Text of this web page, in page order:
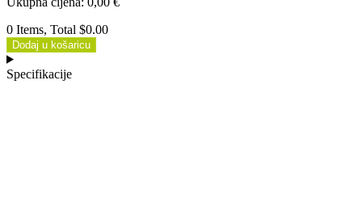
0 Items, Total $0.00
Dodaj u košaricu
Specifikacije